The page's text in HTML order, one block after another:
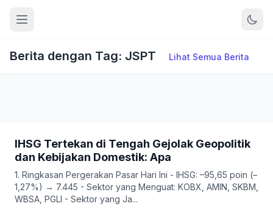
Berita dengan Tag: JSPT Lihat Semua Berita
IHSG Tertekan di Tengah Gejolak Geopolitik
dan Kebijakan Domestik: Apa
1. Ringkasan Pergerakan Pasar Hari Ini - IHSG: –95,65 poin (–
1,27%) → 7.445 - Sektor yang Menguat: KOBX, AMIN, SKBM,
WBSA, PGLI - Sektor yang Ja...